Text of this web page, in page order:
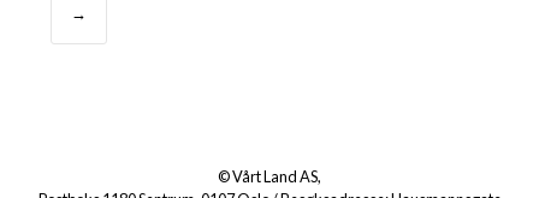
→
© Vårt Land AS,